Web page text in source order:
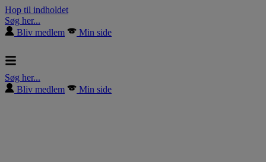
Hop til indholdet
Søg her...
Bliv medlem
Min side
Søg her...
Bliv medlem
Min side